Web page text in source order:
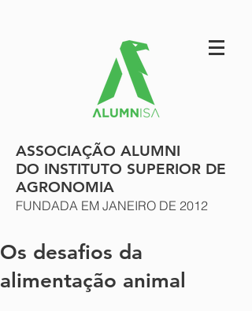
ASSOCIAÇÃO ALUMNI
DO INSTITUTO SUPERIOR DE
AGRONOMIA
FUNDADA EM JANEIRO DE 2012
Os desafios da
alimentação animal